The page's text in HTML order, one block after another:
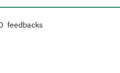
feedbacks